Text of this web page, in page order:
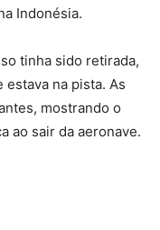
Indonésia.
tinha sido retirada,
na pista. As
mostrando o
ao sair da aeronave.